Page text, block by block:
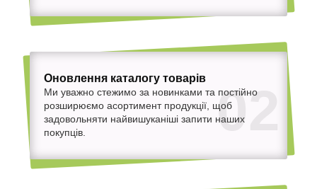
02
Оновлення каталогу товарів
Ми уважно стежимо за новинками та постійно
розширюємо асортимент продукції, щоб
задовольняти найвишуканіші запити наших
покупців.